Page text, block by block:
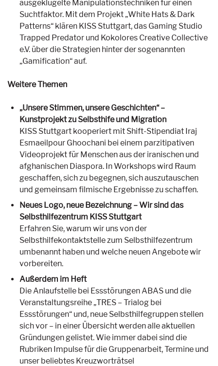
ausgeklügelte Manipulationstechniken für einen
Suchtfaktor. Mit dem Projekt „White Hats & Dark
Patterns“ klären KISS Stuttgart, das Gaming Studio
Trapped Predator und Kokolores Creative Collective
e.V. über die Strategien hinter der sogenannten
„Gamification“ auf.
Weitere Themen
„Unsere Stimmen, unsere Geschichten“ –
Kunstprojekt zu Selbsthife und Migration
KISS Stuttgart kooperiert mit Shift-Stipendiat Iraj
Esmaeilpour Ghoochani bei einem parzitipativen
Videoprojekt für Menschen aus der iranischen und
afghanischen Diaspora. In Workshops wird Raum
geschaffen, sich zu begegnen, sich auszutauschen
und gemeinsam filmische Ergebnisse zu schaffen.
Neues Logo, neue Bezeichnung – Wir sind das
Selbsthilfezentrum KISS Stuttgart
Erfahren Sie, warum wir uns von der
Selbsthilfekontaktstelle zum Selbsthilfezentrum
umbenannt haben und welche neuen Angebote wir
vorbereiten.
Außerdem im Heft
Die Anlaufstelle bei Essstörungen ABAS und die
Veranstaltungsreihe „TRES – Trialog bei
Essstörungen“ und, neue Selbsthilfegruppen stellen
sich vor – in einer Übersicht werden alle aktuellen
Gründungen gelistet. Wie immer dabei sind die
Rubriken Impulse für die Gruppenarbeit, Termine und
unser beliebtes Kreuzworträtsel